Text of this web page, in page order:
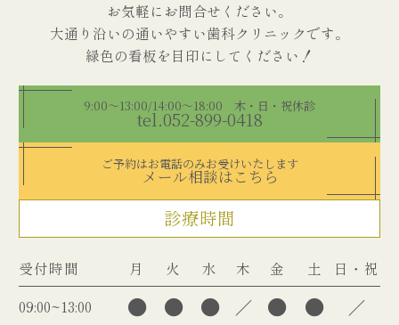
お気軽にお問合せください。
大通り沿いの通いやすい歯科クリニックです。
9:00～13:00/14:00～18:00 木・日・祝休診
tel.052-899-0418
ご予約はお電話のみお受けいたします
メール相談はこちら
診療時間
受付時間 月 火 水 木 金 土
日・祝
09:00~13:00
● ● ● ／ ● ● ／